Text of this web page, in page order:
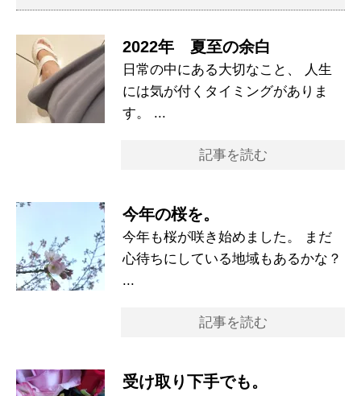
2022年 夏至の余白
日常の中にある大切なこと、 人生
には気が付くタイミングがありま
す。 ...
記事を読む
今年の桜を。
今年も桜が咲き始めました。 まだ
心待ちにしている地域もあるかな？
...
記事を読む
受け取り下手でも。